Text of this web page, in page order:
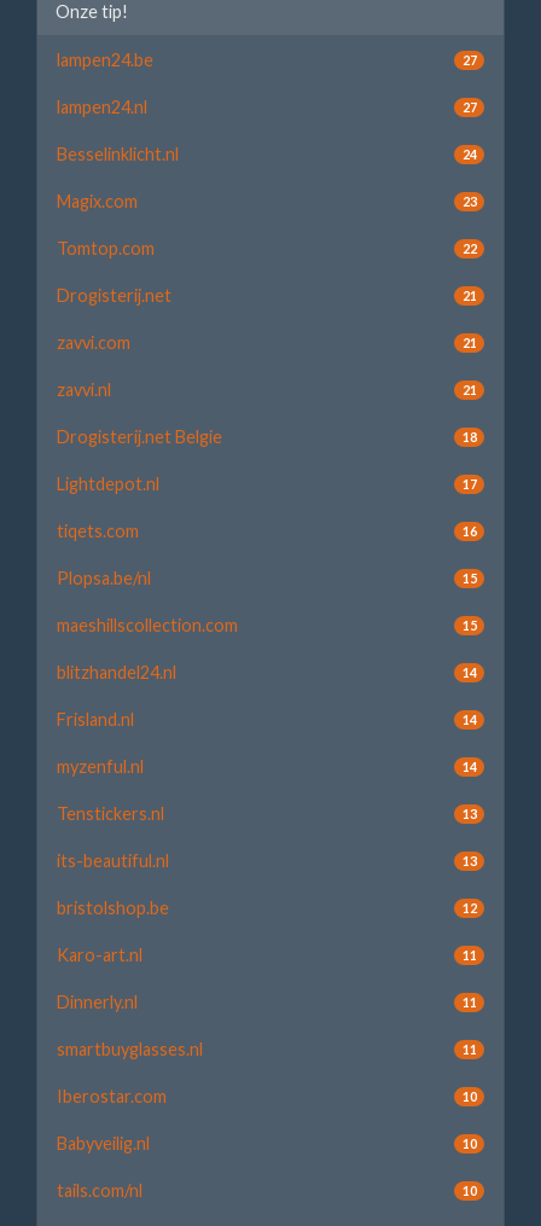
Onze tip!
lampen24.be 27
lampen24.nl 27
Besselinklicht.nl 24
Magix.com 23
Tomtop.com 22
Drogisterij.net 21
zavvi.com 21
zavvi.nl 21
Drogisterij.net Belgie 18
Lightdepot.nl 17
tiqets.com 16
Plopsa.be/nl 15
maeshillscollection.com 15
blitzhandel24.nl 14
Frisland.nl 14
myzenful.nl 14
Tenstickers.nl 13
its-beautiful.nl 13
bristolshop.be 12
Karo-art.nl 11
Dinnerly.nl 11
smartbuyglasses.nl 11
Iberostar.com 10
Babyveilig.nl 10
tails.com/nl 10